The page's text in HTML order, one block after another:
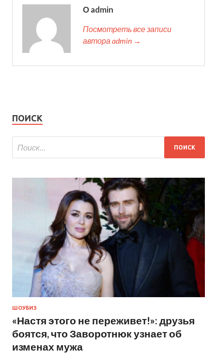
О admin
Посмотреть все записи
автора admin →
ПОИСК
ШОУБИЗ
«Настя этого не переживет!»: друзья
боятся, что Заворотнюк узнает об
изменах мужа